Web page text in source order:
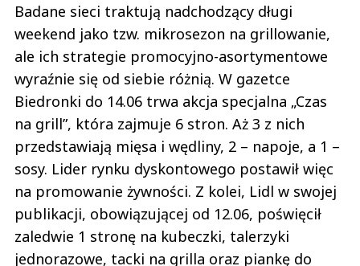
Badane sieci traktują nadchodzący długi
weekend jako tzw. mikrosezon na grillowanie,
ale ich strategie promocyjno-asortymentowe
wyraźnie się od siebie różnią. W gazetce
Biedronki do 14.06 trwa akcja specjalna „Czas
na grill”, która zajmuje 6 stron. Aż 3 z nich
przedstawiają mięsa i wędliny, 2 – napoje, a 1 –
sosy. Lider rynku dyskontowego postawił więc
na promowanie żywności. Z kolei, Lidl w swojej
publikacji, obowiązującej od 12.06, poświęcił
zaledwie 1 stronę na kubeczki, talerzyki
jednorazowe, tacki na grilla oraz piankę do